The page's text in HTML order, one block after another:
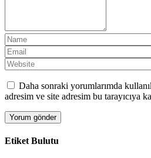
Daha sonraki yorumlarımda
adresim ve site adresim bu tarayıcıya
Etiket Bulutu